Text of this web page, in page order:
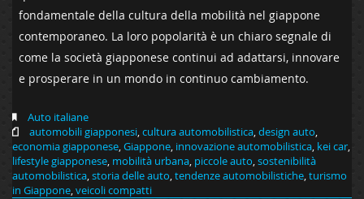
fondamentale⁣ della cultura⁢ della mobilità nel giappone
contemporaneo. La loro popolarità è un chiaro​ segnale⁢ di
⁤come ‍la società giapponese continui​ ad adattarsi, innovare
e prosperare ​in un ⁢mondo in⁢ continuo cambiamento.
Auto italiane
automobili giapponesi,cultura automobilistica,design auto,
economia giapponese,Giappone, innovazione automobilistica, kei car,
lifestyle giapponese, mobilità urbana, piccole auto,sostenibilità
automobilistica,storia delle auto,tendenze automobilistiche,turismo
in Giappone,veicoli compatti